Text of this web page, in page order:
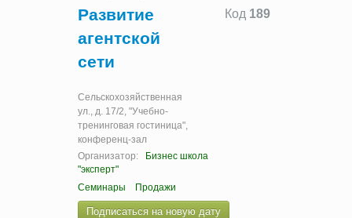
Код 189
Развитие
агентской
сети
Сельскохозяйственная
ул., д. 17/2, "Учебно-
тренинговая гостиница",
конференц-зал
Организатор:
Бизнес школа
"эксперт"
Семинары
Продажи
Подписаться на новую дату